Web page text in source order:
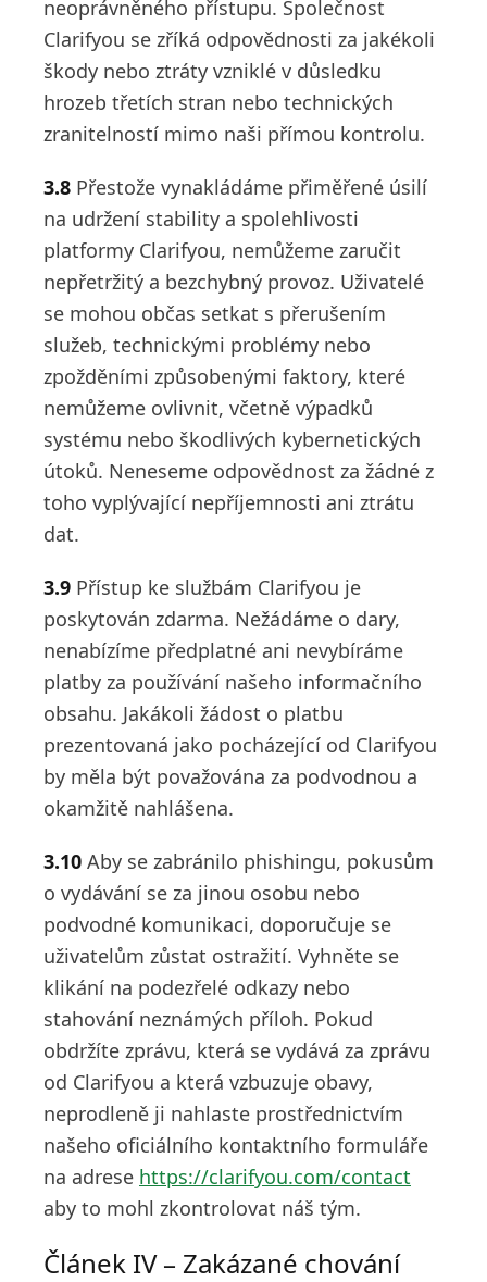
neoprávněného přístupu. Společnost
Clarifyou se zříká odpovědnosti za jakékoli
škody nebo ztráty vzniklé v důsledku
hrozeb třetích stran nebo technických
zranitelností mimo naši přímou kontrolu.
3.8 Přestože vynakládáme přiměřené úsilí
na udržení stability a spolehlivosti
platformy Clarifyou, nemůžeme zaručit
nepřetržitý a bezchybný provoz. Uživatelé
se mohou občas setkat s přerušením
služeb, technickými problémy nebo
zpožděními způsobenými faktory, které
nemůžeme ovlivnit, včetně výpadků
systému nebo škodlivých kybernetických
útoků. Neneseme odpovědnost za žádné z
toho vyplývající nepříjemnosti ani ztrátu
dat.
3.9 Přístup ke službám Clarifyou je
poskytován zdarma. Nežádáme o dary,
nenabízíme předplatné ani nevybíráme
platby za používání našeho informačního
obsahu. Jakákoli žádost o platbu
prezentovaná jako pocházející od Clarifyou
by měla být považována za podvodnou a
okamžitě nahlášena.
3.10 Aby se zabránilo phishingu, pokusům
o vydávání se za jinou osobu nebo
podvodné komunikaci, doporučuje se
uživatelům zůstat ostražití. Vyhněte se
klikání na podezřelé odkazy nebo
stahování neznámých příloh. Pokud
obdržíte zprávu, která se vydává za zprávu
od Clarifyou a která vzbuzuje obavy,
neprodleně ji nahlaste prostřednictvím
našeho oficiálního kontaktního formuláře
na adrese https://clarifyou.com/contact
aby to mohl zkontrolovat náš tým.
Článek IV – Zakázané chování